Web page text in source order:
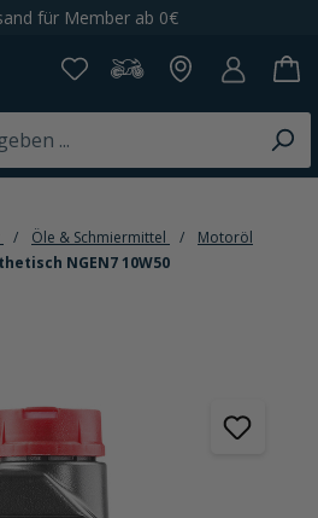
für Member ab 0€
Öle & Schmiermittel
Motoröl
NGEN7 10W50